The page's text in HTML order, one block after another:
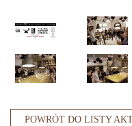
POWRÓT DO LISTY